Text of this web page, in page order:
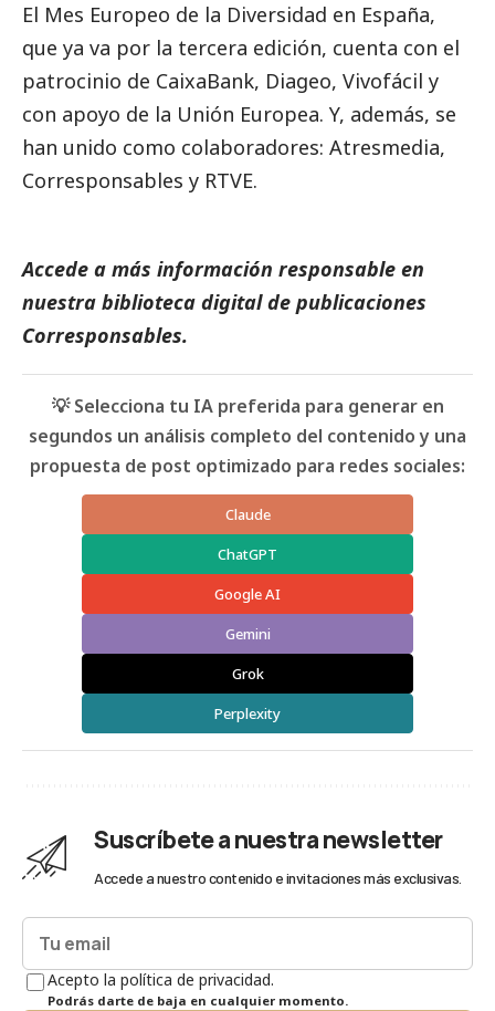
El Mes Europeo de la Diversidad en España,
que ya va por la tercera edición, cuenta con el
patrocinio de CaixaBank, Diageo, Vivofácil y
con apoyo de la Unión Europea. Y, además, se
han unido como colaboradores: Atresmedia,
Corresponsables y RTVE.
Accede a más información responsable en
nuestra biblioteca digital de publicaciones
Corresponsables.
💡 Selecciona tu IA preferida para generar en
segundos un análisis completo del contenido y una
propuesta de post optimizado para redes sociales:
Claude
ChatGPT
Google AI
Gemini
Grok
Perplexity
Suscríbete a nuestra newsletter
Accede a nuestro contenido e invitaciones más exclusivas.
Acepto la política de privacidad.
Podrás darte de baja en cualquier momento.